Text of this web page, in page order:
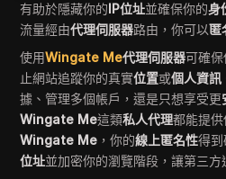
有助於隱藏你的IP位址並確保你的身
流量經由代理伺服器路由，你可以匿
使用Wingate Me代理伺服器可確
止網站追蹤你的真實位置或個人資訊
據、管理多個帳戶，還是只想享受更
Wingate Me這類私人代理都能提
Wingate Me ，你的線上匿名性得
位址並加密你的瀏覽階段，讓第三方